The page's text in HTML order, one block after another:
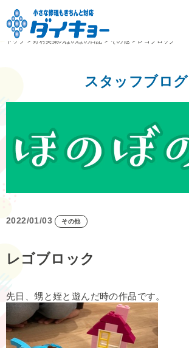
トップ
>野村美菜のほのぼの日記 > その他 > レゴブロック
スタッフブログ
2022/01/03 その他
レゴブロック
先日、甥と姪と遊んだ時の作品です。